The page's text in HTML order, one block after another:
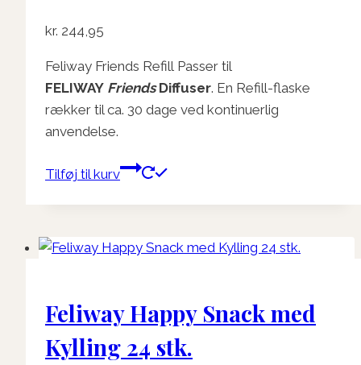
kr. 244,95
Feliway Friends Refill Passer til
FELIWAY FriendsDiffuser. En Refill-flaske
rækker til ca. 30 dage ved kontinuerlig
anvendelse.
Tilføj til kurv
Feliway Happy Snack med
Kylling 24 stk.